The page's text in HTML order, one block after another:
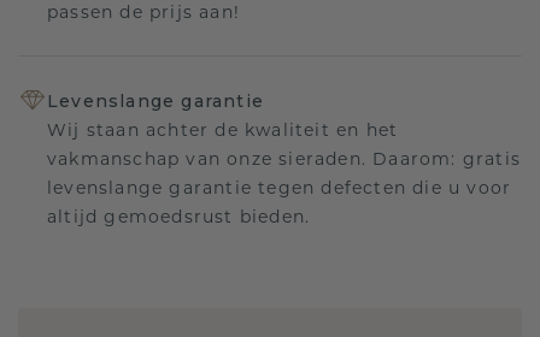
passen de prijs aan!
Levenslange garantie
Wij staan achter de kwaliteit en het
vakmanschap van onze sieraden. Daarom: gratis
levenslange garantie tegen defecten die u voor
altijd gemoedsrust bieden.